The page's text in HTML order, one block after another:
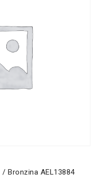
/ Bronzina AEL13884